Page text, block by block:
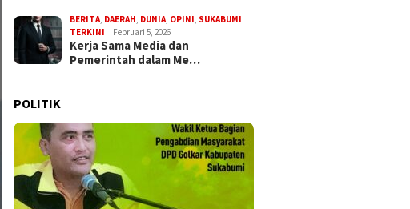
BERITA DAERAH DUNIA OPINI SUKABUMI
TERKINI
Februari 5, 2026
Kerja Sama Media dan
Pemerintah dalam Me…
POLITIK